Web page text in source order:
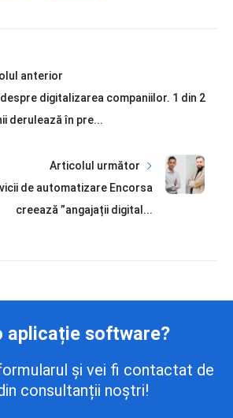
anterior
digitalizarea companiilor. 1 din 2
derulează în pre...
Articolul următor
de automatizare Encorsa
creează ”angajații digital...
aplicație software?
și vei fi contactat de
consultanții noștri!